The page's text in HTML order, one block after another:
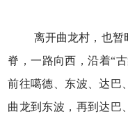
离开曲龙村，也暂
脊，一路向西，沿着“
前往噶德、东波、达巴
曲龙到东波，再到达巴